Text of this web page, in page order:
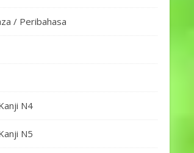
/ Peribahasa
N4
N5